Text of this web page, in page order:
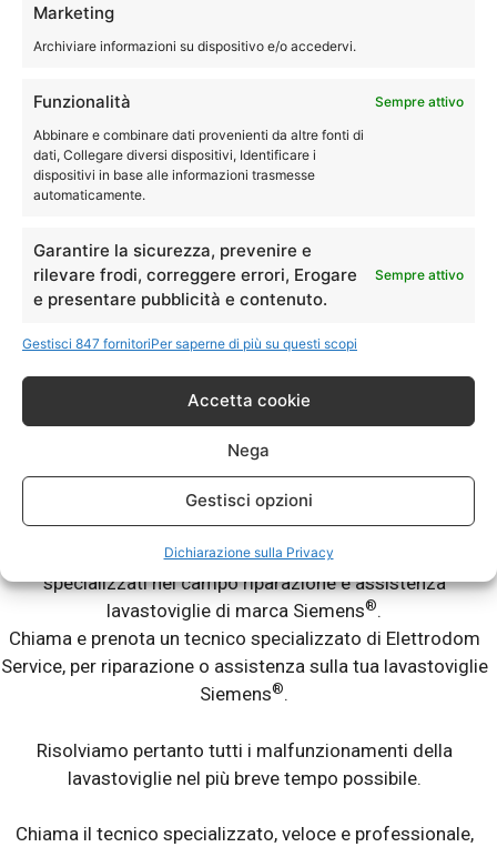
Marketing
Archiviare informazioni su dispositivo e/o accedervi.
Funzionalità
Sempre attivo
Abbinare e combinare dati provenienti da altre fonti di
dati, Collegare diversi dispositivi, Identificare i
dispositivi in base alle informazioni trasmesse
automaticamente.
Garantire la sicurezza, prevenire e
rilevare frodi, correggere errori, Erogare
e presentare pubblicità e contenuto.
Sempre attivo
Gestisci 847 fornitoriPer saperne di più su questi scopi
Accetta cookie
Nega
Gestisci opzioni
Dichiarazione sulla Privacy
riparazione, manutenzione e pulizia della asciugatrice
Siemens®.
asciugatrice direttamente a domicilio.
051-0040244
Assistenza Siemens Budrio
lavastoviglie
Assistenza Siemens Budrio
Lavastoviglie Fuori Garanzia.
La tua lavastoviglie Siemens®ti da dei problemi? Non lava
bene? Lascia le stoviglie sporche? Abbiamo tecnici
specializzati nel campo riparazione e assistenza
lavastoviglie di marca Siemens®.
Chiama e prenota un tecnico specializzato di Elettrodom
Service, per riparazione o assistenza sulla tua lavastoviglie
Siemens®.
Risolviamo pertanto tutti i malfunzionamenti della
lavastoviglie nel più breve tempo possibile.
Chiama il tecnico specializzato, veloce e professionale,